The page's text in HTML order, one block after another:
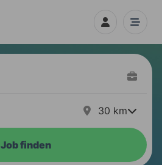
30 km
Job finden